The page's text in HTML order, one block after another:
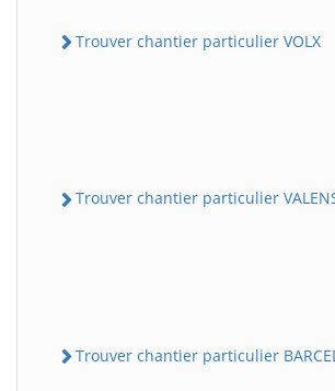
Trouver chantier particulier VOLX
Trouver chantier particulier
Trouver chantier particulier